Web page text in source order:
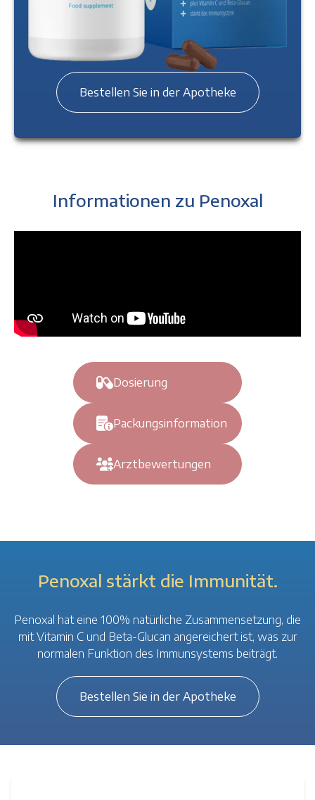
Bestellen Sie in der Apotheke
Informationen zu Penoxal
Dosierung
Packungsinformation
Arztbewertungen
Penoxal stärkt die Immunität.
Penoxal hat eine 100% natürliche Zusammensetzung, die
mit Vitamin C und Beta-Glucan angereichert ist, was zur
normalen Funktion des Immunsystems beiträgt.
Bestellen Sie in der Apotheke